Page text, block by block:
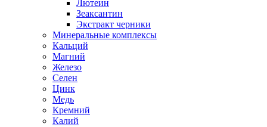
Лютеин
Зеаксантин
Экстракт черники
Минеральные комплексы
Кальций
Магний
Железо
Селен
Цинк
Медь
Кремний
Калий